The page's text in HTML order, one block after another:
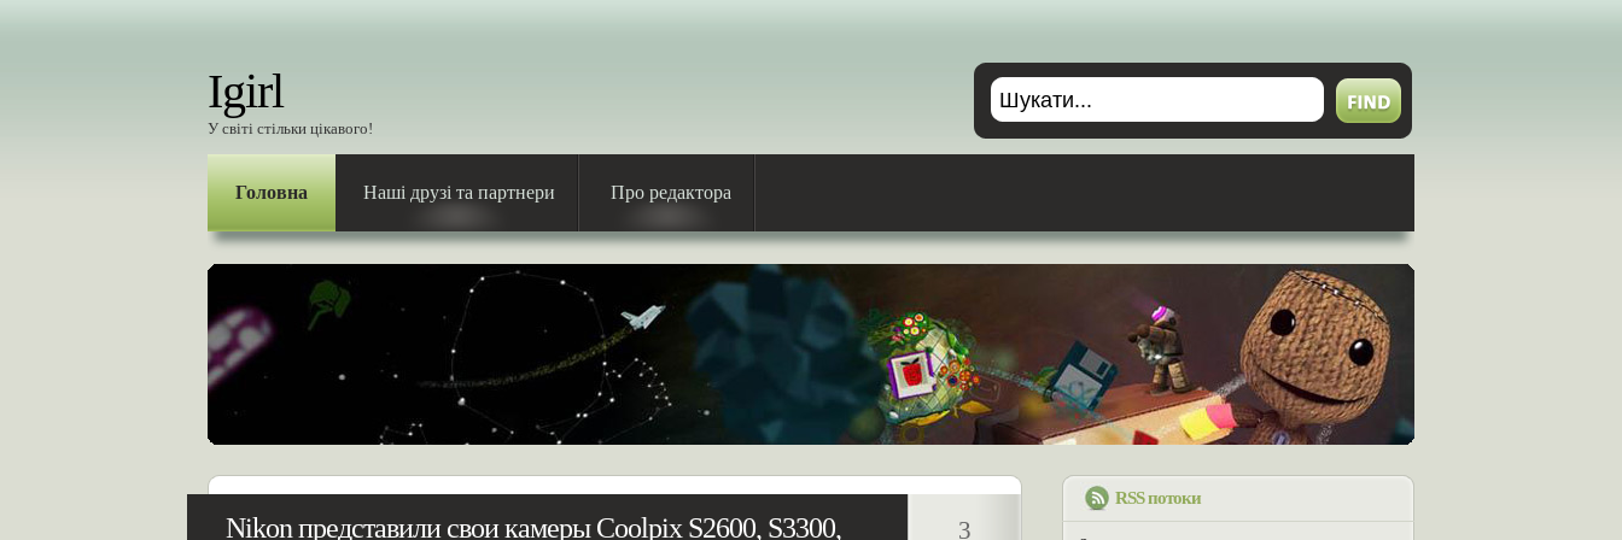
Igirl
У світі стільки цікавого!
Головна Наші друзі та партнери Про редактора
Nikon представили свои камеры Coolpix S2600, S3300, 3
RSS потоки